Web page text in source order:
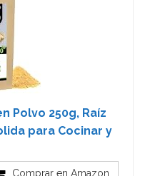
Polvo 250g, Raíz
para Cocinar y
Comprar en Amazon